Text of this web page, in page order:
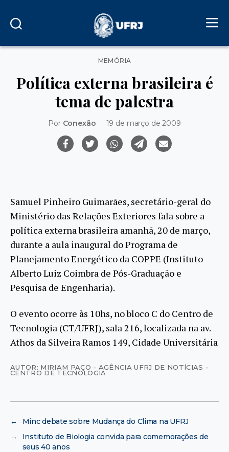
Categorias
MEMÓRIA
Política externa brasileira é
tema de palestra
Por Conexão 19 de março de 2009
Samuel Pinheiro Guimarães, secretário-geral do
Ministério das Relações Exteriores fala sobre a
política externa brasileira amanhã, 20 de março,
durante a aula inaugural do Programa de
Planejamento Energético da COPPE (Instituto
Alberto Luiz Coimbra de Pós-Graduação e
Pesquisa de Engenharia).
O evento ocorre às 10hs, no bloco C do Centro de
Tecnologia (CT/UFRJ), sala 216, localizada na av.
Athos da Silveira Ramos 149, Cidade Universitária
AUTOR: MIRIAM PAÇO - AGÊNCIA UFRJ DE NOTÍCIAS -
CENTRO DE TECNOLOGIA
←
Minc debate sobre Mudança do Clima na UFRJ
→
Instituto de Biologia convida para comemorações de
seus 40 anos